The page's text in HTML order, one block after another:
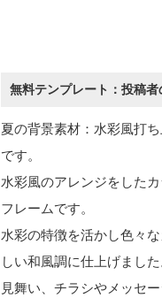
無料テンプレート：投稿者
夏の背景素材：水彩風打
です。
水彩風のアレンジをした
フレームです。
水彩の特徴を活かし色々
しい和風調に仕上げまし
見舞い、チラシやメッセ